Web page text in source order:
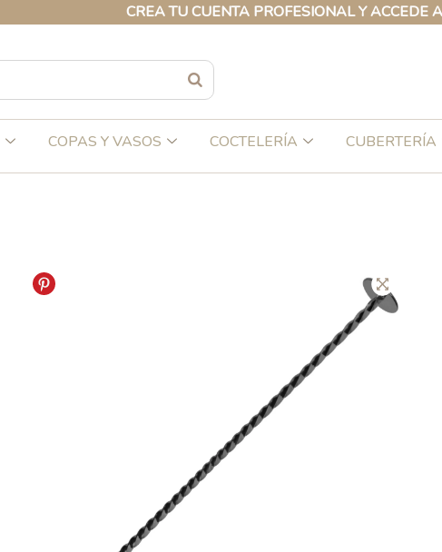
CREA TU CUENTA PROFESIONAL Y ACCEDE A
COPAS Y VASOS COCTELERÍA CUBERTERÍA